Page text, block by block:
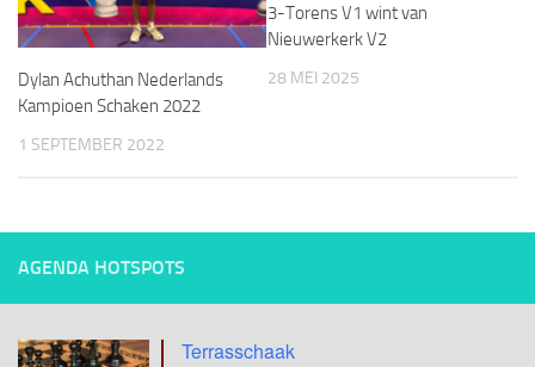
Dylan Achuthan Nederlands
Kampioen Schaken 2022
1 SEPTEMBER 2022
3-Torens V1 wint van
Nieuwerkerk V2
28 MEI 2025
AGENDA HOTSPOTS
Terrasschaak